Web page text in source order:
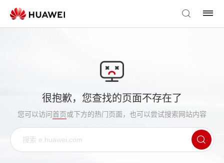
很抱歉，您查找的页面不存在了
您可以访问首页或下方的热门页面，也可以尝试搜索网站内容